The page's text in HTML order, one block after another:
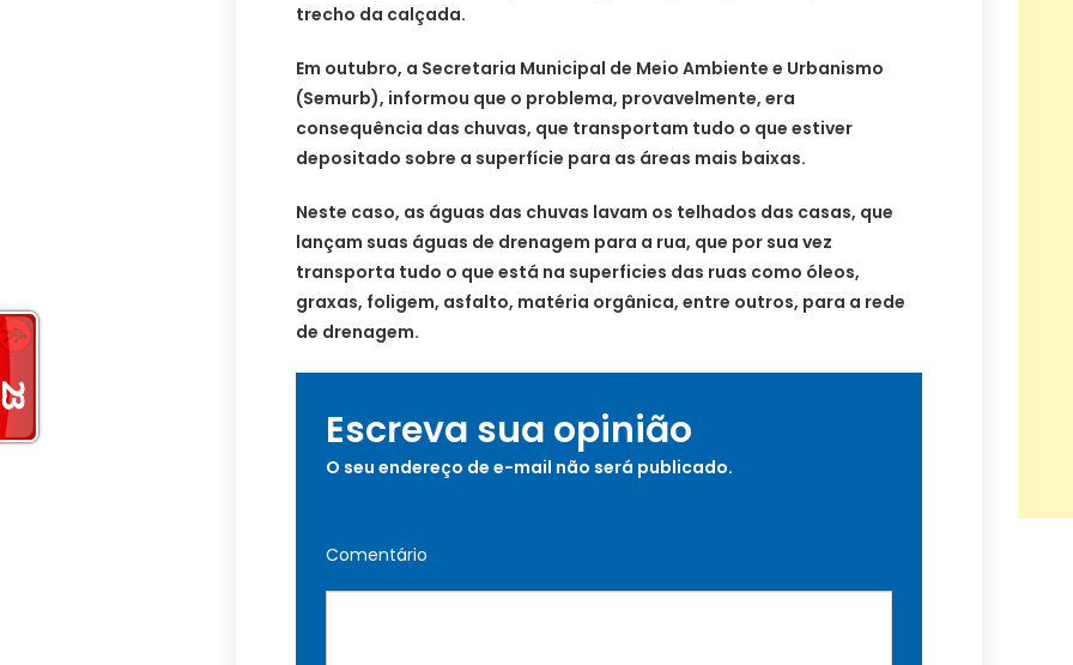
trecho da calçada.
Em outubro, a Secretaria Municipal de Meio Ambiente e Urbanismo
(Semurb), informou que o problema, provavelmente, era
consequência das chuvas, que transportam tudo o que estiver
depositado sobre a superfície para as áreas mais baixas.
Neste caso, as águas das chuvas lavam os telhados das casas, que
lançam suas águas de drenagem para a rua, que por sua vez
transporta tudo o que está na superficies das ruas como óleos,
graxas, foligem, asfalto, matéria orgânica, entre outros, para a rede
de drenagem.
Escreva sua opinião
O seu endereço de e-mail não será publicado.
Comentário